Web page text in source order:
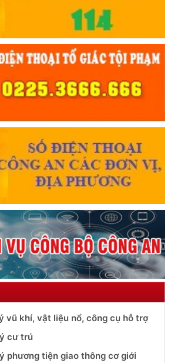
vũ khí, vật liệu nổ, công cụ hỗ trợ
cư trú
phương tiện giao thông cơ giới